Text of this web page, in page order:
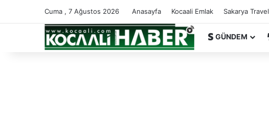
Cuma , 7 Ağustos 2026 Anasayfa Kocaali Emlak Sakarya Travel
GÜNDEM